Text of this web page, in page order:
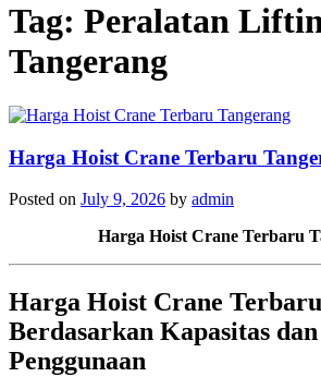
Tag: Peralatan
Tangerang
Harga Hoist Crane Terbaru
Posted on July 9, 2026 by admin
Harga Hoist Crane Terbaru
Harga Hoist Crane
Berdasarkan Kapasitas
Penggunaan